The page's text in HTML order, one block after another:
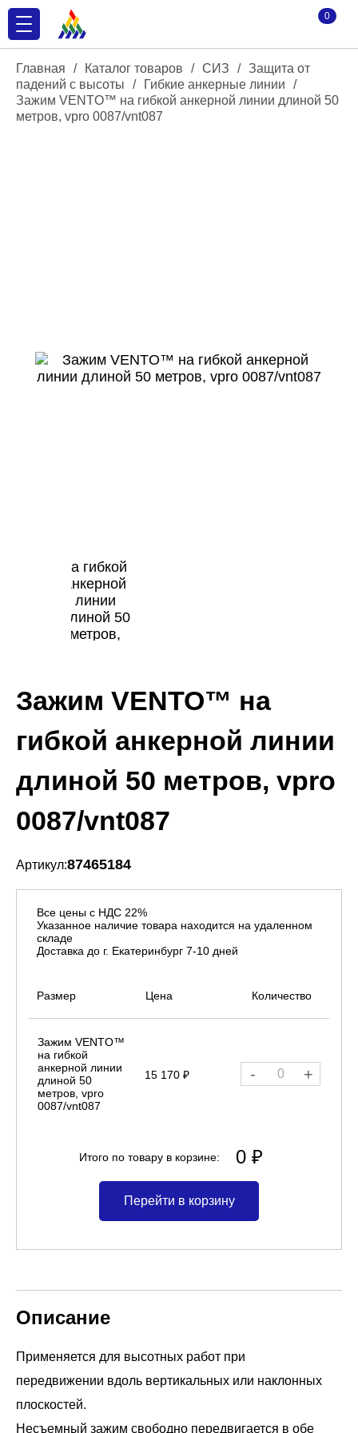
0
Главная / Каталог товаров / СИЗ / Защита от
падений с высоты
/ Гибкие анкерные линии
/
Зажим VENTO™ на гибкой анкерной линии длиной 50
метров, vpro 0087/vnt087
Зажим VENTO™ на
гибкой анкерной линии
длиной 50 метров, vpro
0087/vnt087
Артикул:87465184
Все цены с НДС 22%
Указанное наличие товара находится на удаленном
складе
Доставка до г. Екатеринбург 7-10 дней
Размер Цена Количество
Зажим VENTO™
на гибкой
анкерной линии
длиной 50
метров, vpro
0087/vnt087
15 170 ₽ - +
Итого по товару в корзине: 0 ₽
Перейти в корзину
Описание
Применяется для высотных работ при
передвижении вдоль вертикальных или наклонных
плоскостей.
Несъемный зажим свободно передвигается в обе